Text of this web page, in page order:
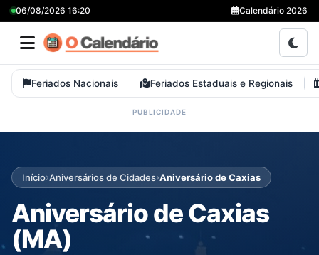
06/08/2026 16:20 Calendário 2026
Feriados Nacionais Feriados Estaduais e Regionais
Início›Aniversários de Cidades›Aniversário de Caxias
Aniversário de Caxias
(MA)